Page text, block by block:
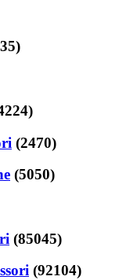
(2470)
(5050)
(85045)
(92104)